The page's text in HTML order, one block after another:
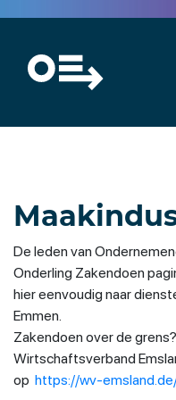
De leden van
Onderling Zakendoen
hier eenvoudig naar
Emmen.
Zakendoen over de
Wirtschaftsverband
op https://wv-